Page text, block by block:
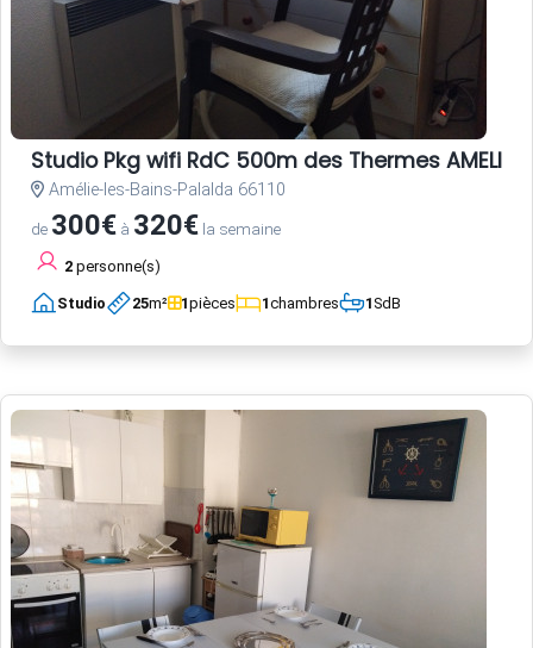
Studio Pkg wifi RdC 500m des Thermes AMELIE
Amélie-les-Bains-Palalda 66110
de 300€ à 320€ la semaine
2 personne(s)
Studio 25m² 1pièces 1chambres 1SdB